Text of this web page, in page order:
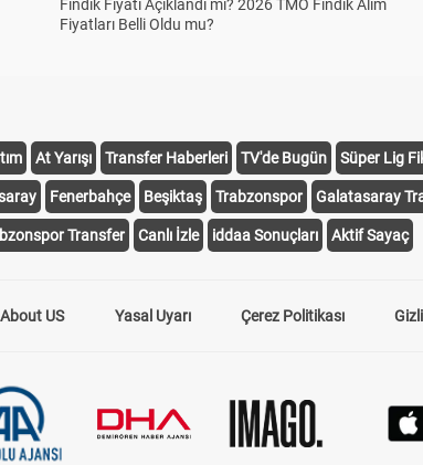
Fındık Fiyatı Açıklandı mı? 2026 TMO Fındık Alım
Fiyatları Belli Oldu mu?
At Yarışı Transfer Haberleri TV'de Bugün Süper Lig
Fenerbahçe Beşiktaş Trabzonspor Galatasaray
Transfer Canlı İzle iddaa Sonuçları Aktif Sayaç
About US Yasal Uyarı Çerez Politikası